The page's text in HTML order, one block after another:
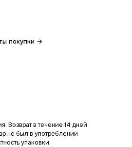
покупки →
Возврат в течение 14 дней
не был в употреблении
упаковки.